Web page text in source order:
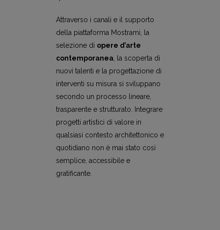
Attraverso i canali e il supporto
della piattaforma Mostrami, la
selezione di opere d’arte
contemporanea, la scoperta di
nuovi talenti e la progettazione di
interventi su misura si sviluppano
secondo un processo lineare,
trasparente e strutturato. Integrare
progetti artistici di valore in
qualsiasi contesto architettonico e
quotidiano non è mai stato così
semplice, accessibile e
gratificante.